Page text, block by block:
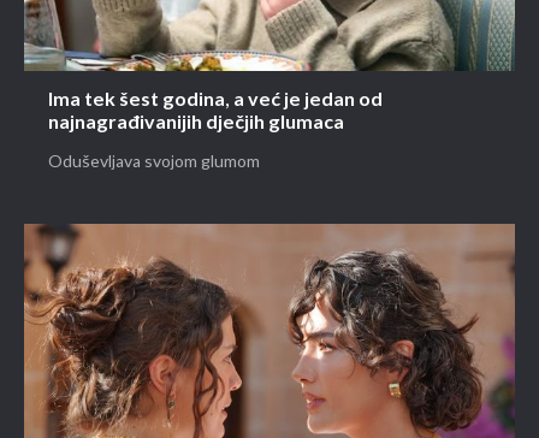
Ima tek šest godina, a već je jedan od
najnagrađivanijih dječjih glumaca
Oduševljava svojom glumom